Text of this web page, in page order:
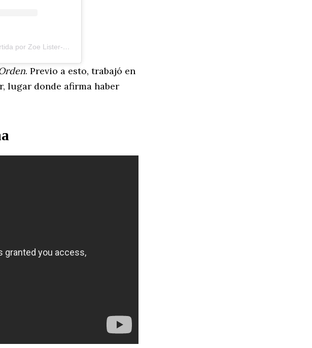
Una publicación compartida por Zoe Lister-Jones (@zoelisterjones)
. Previo a esto, trabajó en
lugar donde afirma haber